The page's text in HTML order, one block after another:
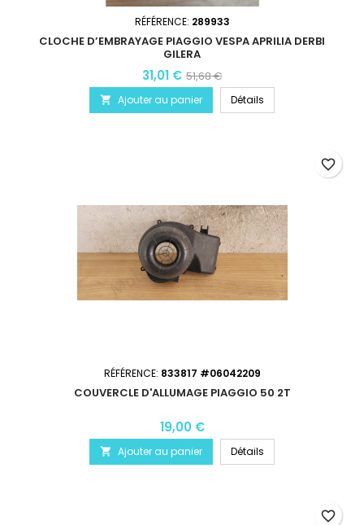
RÉFÉRENCE: 289933
CLOCHE D’EMBRAYAGE PIAGGIO VESPA APRILIA DERBI
GILERA
31,01 € 51,68 €
 Ajouter au panier Détails
RÉFÉRENCE: 833817 #06042209
COUVERCLE D'ALLUMAGE PIAGGIO 50 2T
19,00 €
 Ajouter au panier Détails
favorite_border
favorite_border